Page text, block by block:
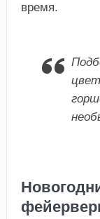
время.